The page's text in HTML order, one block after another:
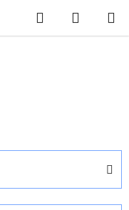
Hledat
KOŠÍK